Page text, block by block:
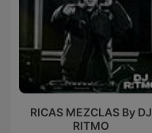
RICAS MEZCLAS By DJ
RITMO